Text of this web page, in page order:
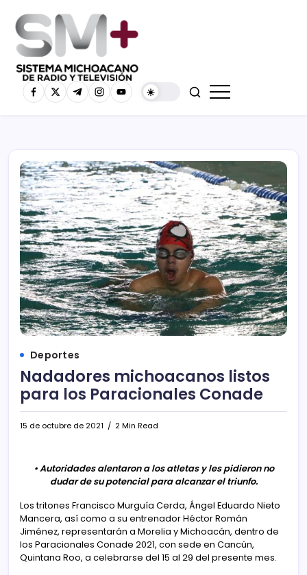
Deportes
Nadadores michoacanos listos
para los Paracionales Conade
15 de octubre de 2021 2 Min Read
• Autoridades alentaron a los atletas y les pidieron no
dudar de su potencial para alcanzar el triunfo.
Los tritones Francisco Murguía Cerda, Ángel Eduardo Nieto
Mancera, así como a su entrenador Héctor Román
Jiménez, representarán a Morelia y Michoacán, dentro de
los Paracionales Conade 2021, con sede en Cancún,
Quintana Roo, a celebrarse del 15 al 29 del presente mes.